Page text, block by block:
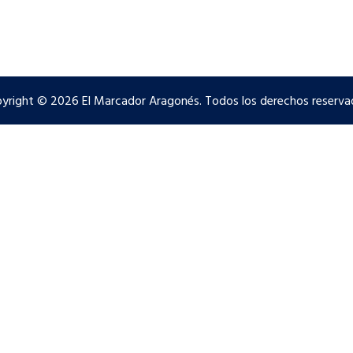
© 2026 El Marcador Aragonés. Todos los derechos